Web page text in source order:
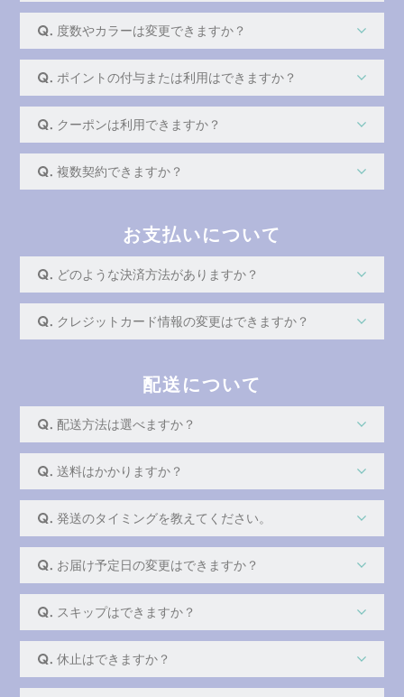
度数やカラーは変更できますか？
ポイントの付与または利用はできますか？
クーポンは利用できますか？
複数契約できますか？
お支払いについて
どのような決済方法がありますか？
クレジットカード情報の変更はできますか？
配送について
配送方法は選べますか？
送料はかかりますか？
発送のタイミングを教えてください。
お届け予定日の変更はできますか？
スキップはできますか？
休止はできますか？